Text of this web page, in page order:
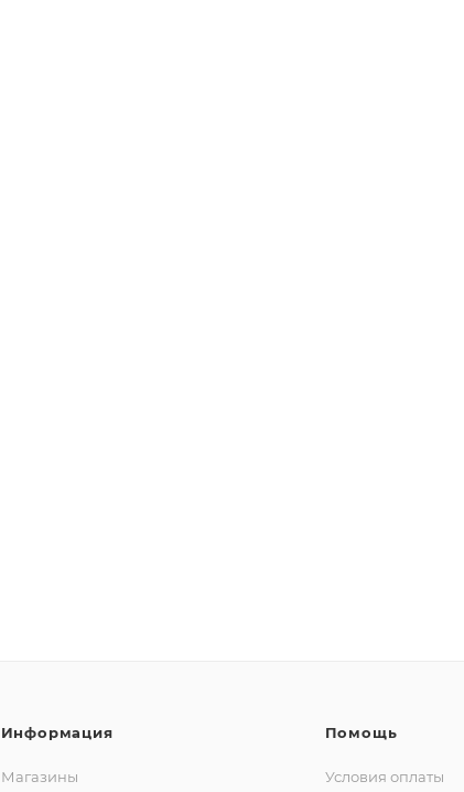
Информация
Магазины
Помощь
Условия оплаты